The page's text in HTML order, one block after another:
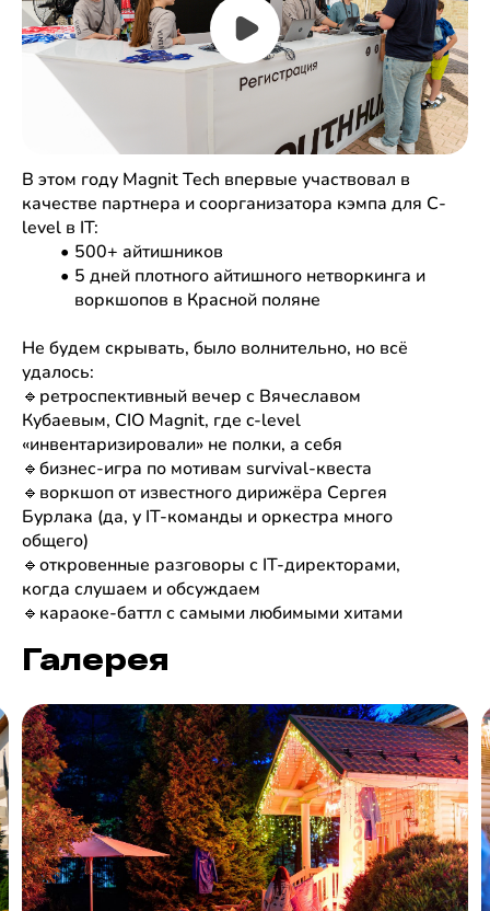
В этом году Magnit Tech впервые участвовал в
качестве партнера и соорганизатора кэмпа для С-
level в IT:
500+ айтишников
5 дней плотного айтишного нетворкинга и
воркшопов в Красной поляне
Не будем скрывать, было волнительно, но всё
удалось:
🔹ретроспективный вечер с Вячеславом
Кубаевым, CIO Magnit, где c-level
«инвентаризировали» не полки, а себя
🔹бизнес-игра по мотивам survival-квеста
🔹воркшоп от известного дирижёра Сергея
Бурлака (да, у IT-команды и оркестра много
общего)
🔹откровенные разговоры с IT-директорами,
когда слушаем и обсуждаем
🔹караоке-баттл с самыми любимыми хитами
Галерея